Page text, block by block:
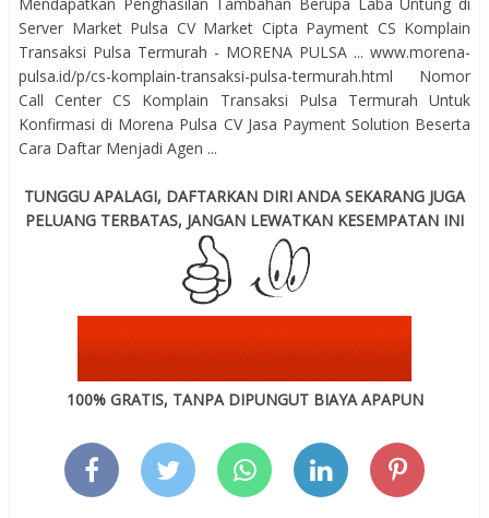
Server Market Pulsa CV Market Cipta Payment CS Komplain
Transaksi Pulsa Termurah - MORENA PULSA ... www.morena-
pulsa.id/p/cs-komplain-transaksi-pulsa-termurah.html Nomor
Call Center CS Komplain Transaksi Pulsa Termurah Untuk
Konfirmasi di Morena Pulsa CV Jasa Payment Solution Beserta
Cara Daftar Menjadi Agen ...
TUNGGU APALAGI, DAFTARKAN DIRI ANDA SEKARANG JUGA
PELUANG TERBATAS, JANGAN LEWATKAN KESEMPATAN INI
100% GRATIS, TANPA DIPUNGUT BIAYA APAPUN